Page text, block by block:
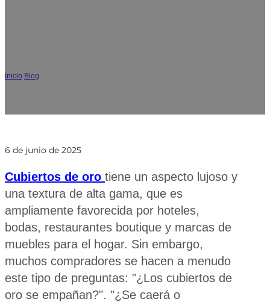
Inicio Blog
6 de junio de 2025
Cubiertos de oro tiene un aspecto lujoso y
una textura de alta gama, que es
ampliamente favorecida por hoteles,
bodas, restaurantes boutique y marcas de
muebles para el hogar. Sin embargo,
muchos compradores se hacen a menudo
este tipo de preguntas: "¿Los cubiertos de
oro se empañan?". "¿Se caerá o